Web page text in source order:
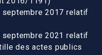
septembre 2017 relatif
septembre 2021 relatif
des actes publics